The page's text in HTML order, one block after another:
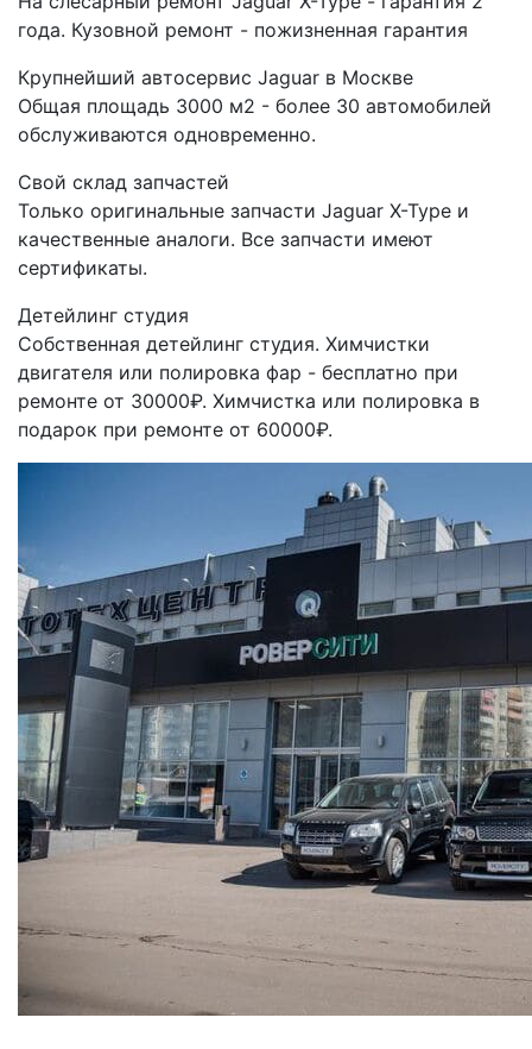
года. Кузовной ремонт - пожизненная гарантия
Крупнейший автосервис Jaguar в Москве
Общая площадь 3000 м2 - более 30 автомобилей
обслуживаются одновременно.
Свой склад запчастей
Только оригинальные запчасти Jaguar X-Type и
качественные аналоги. Все запчасти имеют
сертификаты.
Детейлинг студия
Собственная детейлинг студия. Химчистки
двигателя или полировка фар - бесплатно при
ремонте от 30000₽. Химчистка или полировка в
подарок при ремонте от 60000₽.